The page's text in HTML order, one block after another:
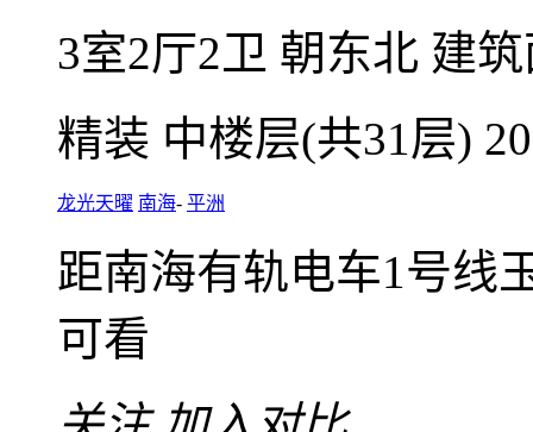
龙光天曜，望花园，3
3室2厅2卫
精装 中楼层(共31层)
龙光天曜 南海
距南海有轨电车1号线